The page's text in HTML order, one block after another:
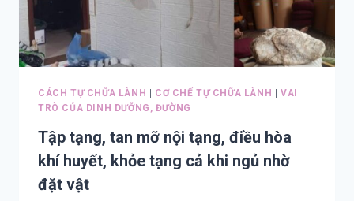
STEM
LÝ
NGŨ
HÀNH
QUANH
TẠNG
LÀ
CÁCH TỰ CHỮA LÀNH CƠ CHẾ TỰ CHỮA LÀNH |VAI
TRÒ CỦA DINH DƯỠNG, ĐƯỜNG
Tập tạng, tan mỡ nội tạng, điều hòa
khí huyết, khỏe tạng cả khi ngủ nhờ
đặt vật